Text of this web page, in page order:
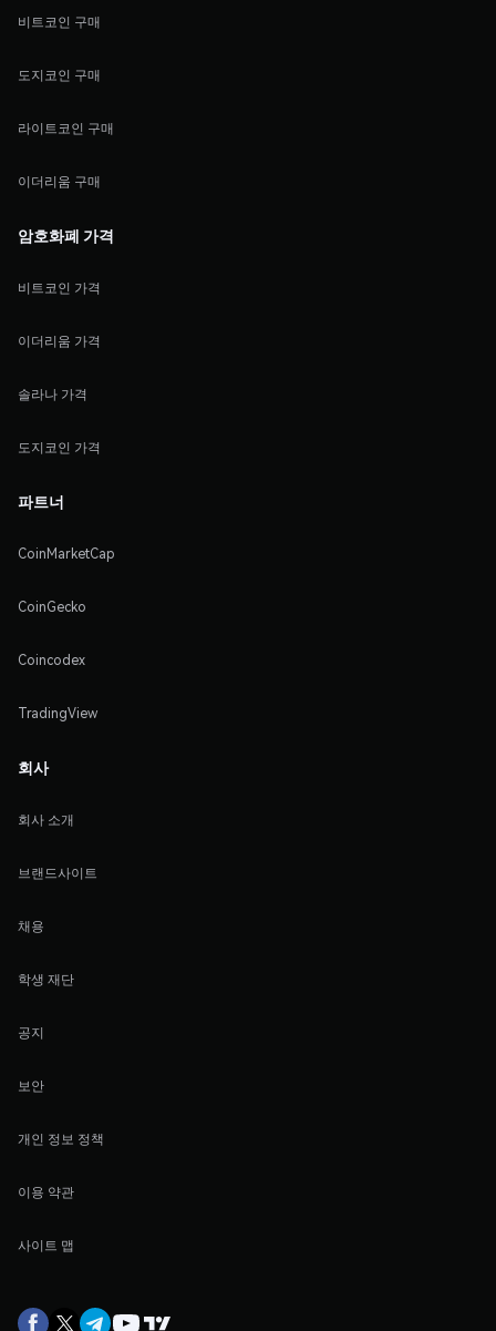
비트코인 구매
도지코인 구매
라이트코인 구매
이더리움 구매
암호화폐 가격
비트코인 가격
이더리움 가격
솔라나 가격
도지코인 가격
파트너
CoinMarketCap
CoinGecko
Coincodex
TradingView
회사
회사 소개
브랜드사이트
채용
학생 재단
공지
보안
개인 정보 정책
이용 약관
사이트 맵